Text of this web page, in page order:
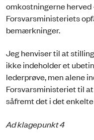
omkostningerne
Forsvarsministeriets
bemærkninger.
Jeg henviser til at
ikke indeholder et
lederprøve, men alene
Forsvarsministeriet til
såfremt det i det
Ad klagepunkt 4